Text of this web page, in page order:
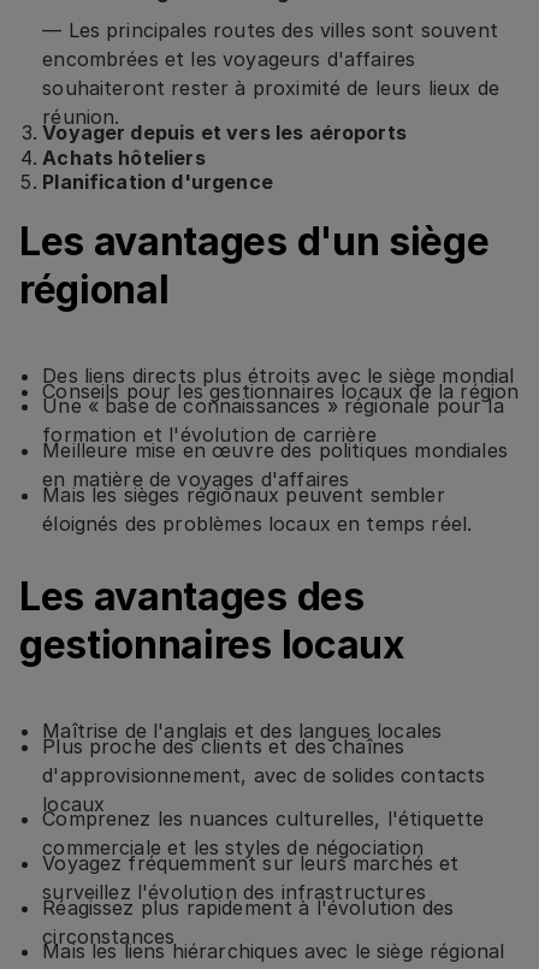
— Les principales routes des villes sont souvent
encombrées et les voyageurs d'affaires
souhaiteront rester à proximité de leurs lieux de
réunion.
Voyager depuis et vers les aéroports
Achats hôteliers
Planification d'urgence
Les avantages d'un siège
régional
Des liens directs plus étroits avec le siège mondial
Conseils pour les gestionnaires locaux de la région
Une « base de connaissances » régionale pour la
formation et l'évolution de carrière
Meilleure mise en œuvre des politiques mondiales
en matière de voyages d'affaires
Mais les sièges régionaux peuvent sembler
éloignés des problèmes locaux en temps réel.
Les avantages des
gestionnaires locaux
Maîtrise de l'anglais et des langues locales
Plus proche des clients et des chaînes
d'approvisionnement, avec de solides contacts
locaux
Comprenez les nuances culturelles, l'étiquette
commerciale et les styles de négociation
Voyagez fréquemment sur leurs marchés et
surveillez l'évolution des infrastructures
Réagissez plus rapidement à l'évolution des
circonstances
Mais les liens hiérarchiques avec le siège régional